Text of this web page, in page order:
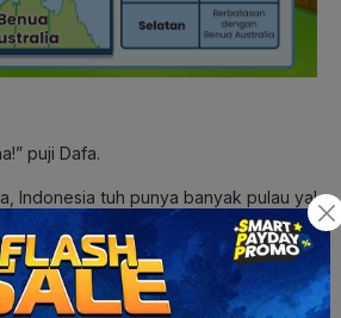
puji Dafa.
Indonesia tuh punya banyak pulau ya!
17.508 pulau
. Hal itu membuat
dengan jumlah pulau terbanyak di